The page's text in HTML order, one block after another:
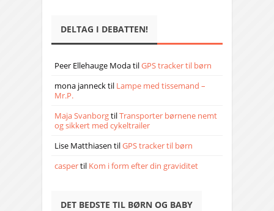
DELTAG I DEBATTEN!
Peer Ellehauge ModatilGPS tracker til børn
mona jannecktil Lampe med tissemand –
Mr.P.
Maja SvanborgtilTransporter børnene nemt
og sikkert med cykeltrailer
Lise Matthiasen tilGPS tracker til børn
caspertil Kom i form efter din graviditet
DET BEDSTE TIL BØRN OG BABY